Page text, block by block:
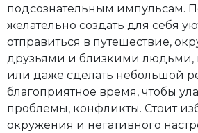
подсознательным импульсам.
желательно создать для себя
отправиться в путешествие,
друзьями и близкими людьми,
или даже сделать небольшой
благоприятное время, чтобы
проблемы, конфликты. Стоит
окружения и негативного